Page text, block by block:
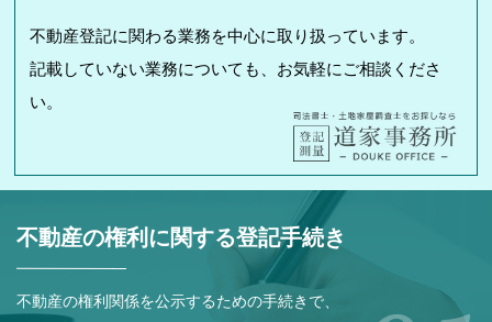
不動産登記に関わる業務を中心に取り扱っています。
記載していない業務についても、お気軽にご相談くださ
い。
不動産の権利に関する登記手続き
不動産の権利関係を公示するための手続きで、